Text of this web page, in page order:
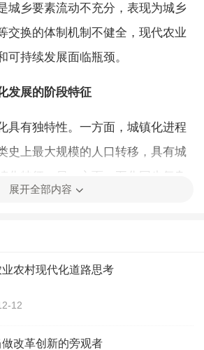
城乡要素流动不充分，表现为城乡
交换的体制机制不健全，现代农业
可持续发展面临瓶颈。
发展的阶段特征
具有独特性。一方面，城镇化进程
史上最大规模的人口转移，具有城
化特征。另一方面，五化同步复杂
导的城镇化模式。
具有特殊性。首先，发展阶段进入
城乡融合买进的城乡关系转折关键
思想、以人民为中心和五大发展理
展开全部内容
农村现代化道路思考
12
改革创新的旁观者